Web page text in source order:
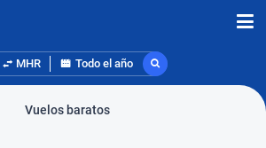
MHR Todo el año
Vuelos baratos